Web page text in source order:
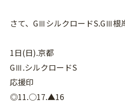
さて、GⅢシルクロードS.GⅢ
1日(日).京都
GⅢ.シルクロードS
応援印
◎11.○17.▲16